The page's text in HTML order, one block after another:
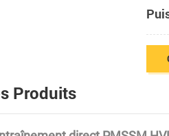
Produits